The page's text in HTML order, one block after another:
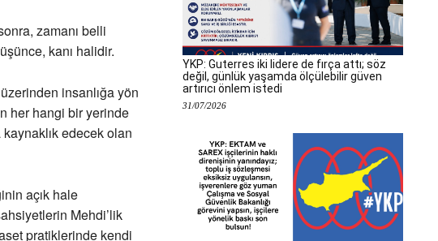
zamanı belli
kanı halidir.
insanlığa yön
her hangi bir yerinde
edecek olan
açık hale
Mehdi’lik
pratiklerinde kendi
YKP: Guterres iki lidere de fırça attı; söz
değil, günlük yaşamda ölçülebilir güven
artırıcı önlem istedi
31/07/2026